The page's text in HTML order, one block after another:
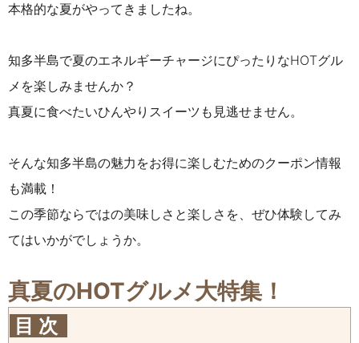
本格的な夏がやってきましたね。
知多半島で夏のエネルギーチャージにぴったりなHOTグル
メを楽しみませんか？
真夏に食べたいひんやりスイーツも見逃せません。
そんな知多半島の魅力をお得に楽しむためのクーポン情報
も満載！
この季節ならではの美味しさと楽しさを、ぜひ体験してみ
てはいかがでしょうか。
真夏のHOTグルメ大特集！
目 次